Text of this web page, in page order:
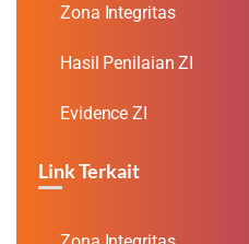
Zona Integritas
Hasil Penilaian ZI
Evidence ZI
Link Terkait